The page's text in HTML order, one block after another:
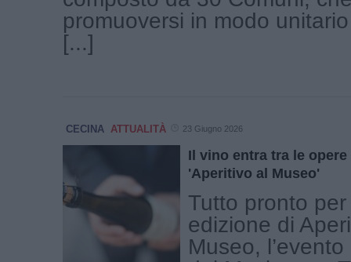
promuoversi in modo
[...]
CECINA ATTUALITÀ 23 Giugno 2026
Il vino entra tra le
'Aperitivo al Museo'
Tutto pronto
edizione di
Museo,